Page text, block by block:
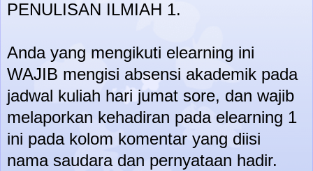
PENULISAN ILMIAH 1.
Anda yang mengikuti elearning ini
WAJIB mengisi absensi akademik pada
jadwal kuliah hari jumat sore, dan wajib
melaporkan kehadiran pada elearning 1
ini pada kolom komentar yang diisi
nama saudara dan pernyataan hadir.